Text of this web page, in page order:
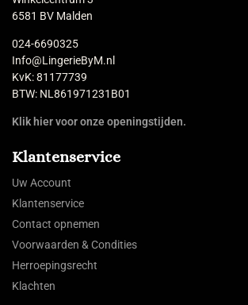
6581 BV Malden
024-6690325
Info@LingerieByM.nl
KvK: 81177739
BTW: NL861971231B01
Klik hier voor onze openingstijden.
Klantenservice
Uw Account
Klantenservice
Contact opnemen
Voorwaarden & Condities
Herroepingsrecht
Klachten